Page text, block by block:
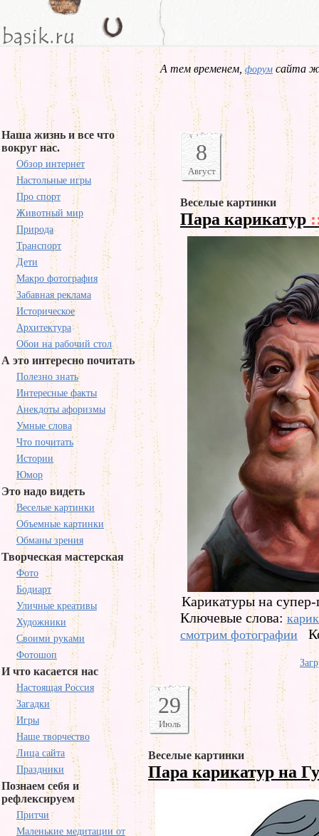
А тем временем,форум сайта
Наша жизнь и все что
вокруг нас.
Обзор интернет
Настольные игры
Про спорт
Животный мир
Природа
Транспорт
Дети
Макро фотография
Забавная реклама
Историческое
Архитектура
Обои на рабочий стол
А это интересно почитать
Полезно знать
Интересные факты
Анекдоты афоризмы
Умные слова
Что почитать
Истории
Юмор
Это надо видеть
Веселые картинки
Объемные картинки
Обманы зрения
Творческая мастерская
Фото
Бодиарт
Уличные креативы
Художники
Своими руками
Фотошоп
И что касается нас
Настоящая Россия
Загадки
Игры
Наше творчество
Лица сайта
Праздники
Познаем себя и
рефлексируем
Притчи
Маленькие медитации от
8
Август
Веселые картинки
Пара карикатур
Карикатуры на супер-
Ключевые слова:
смотрим фотографии
29
Июль
Веселые картинки
Пара карикатур на